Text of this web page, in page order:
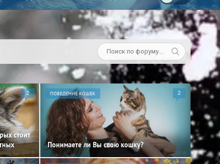
2
стоит
ПОВЕДЕНИЕ КОШЕК 2
Понимаете ли Вы свою кошку?